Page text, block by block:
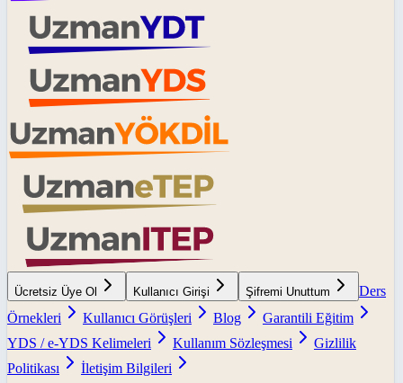
Ücretsiz Üye Ol Kullanıcı Girişi Şifremi Unuttum
Ders
Örnekleri
Kullanıcı Görüşleri Blog
Garantili Eğitim
YDS / e-YDS Kelimeleri
Kullanım Sözleşmesi
Gizlilik
Politikası
İletişim Bilgileri